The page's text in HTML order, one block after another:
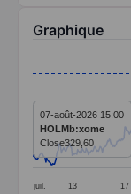
Graphique
Line chart
The chart
The chart
juil. 13 17
07-août-2026 15:00
HOLMb:xome
Close329,60